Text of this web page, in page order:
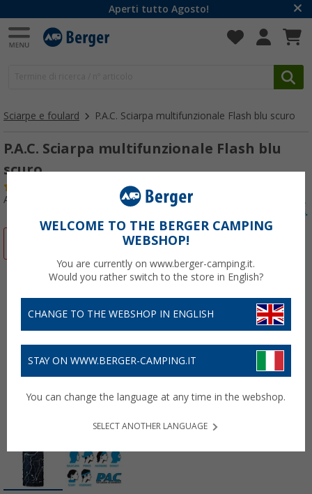
Aperti tutto Agosto!
Sciarpe e foulard P.A.C. Sciarpa multifunzionale Flash blu scuro
P.A.C. Sciarpa multifunzionale Flash blu
scuro
Articolo n: 802040
WELCOME TO THE BERGER CAMPING
WEBSHOP!
You are currently on www.berger-camping.it.
Would you rather switch to the store in English?
CHANGE TO THE WEBSHOP IN ENGLISH
STAY ON WWW.BERGER-CAMPING.IT
You can change the language at any time in the webshop.
SELECT ANOTHER LANGUAGE